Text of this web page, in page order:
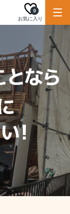
お気に入り
0